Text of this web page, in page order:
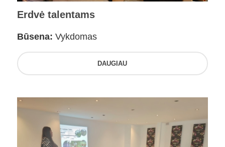
Erdvė talentams
Būsena: Vykdomas
DAUGIAU